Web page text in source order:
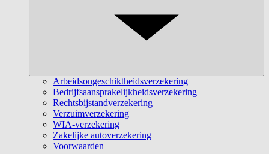
Arbeidsongeschiktheidsverzekering
Bedrijfsaansprakelijkheidsverzekering
Rechtsbijstandverzekering
Verzuimverzekering
WIA-verzekering
Zakelijke autoverzekering
Voorwaarden